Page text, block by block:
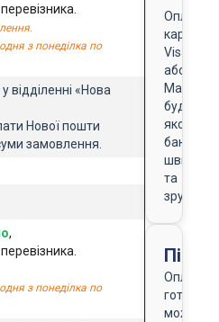
з понеділка по
відділенні «Нова
Нової пошти
замовлення.
,
з понеділка по
Оплата
карткою
Visa
або
будь-
якого
банку
швидко
та
зручно
Оплата
готівкою
можлива